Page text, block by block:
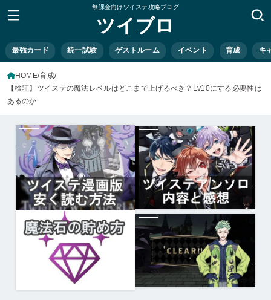
無課金向けツイステ攻略ブログ
ツイブロ
最強カード 統一試験 ゲストルーム イベント 育成 キ
HOME 育成
【検証】ツイステの魔法レベルはどこまで上げるべき？Lv10にする必要性は
あるのか